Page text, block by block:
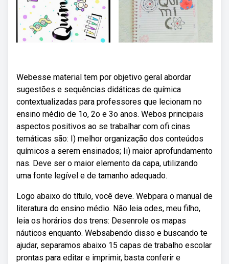
Webesse material tem por objetivo geral abordar
sugestões e sequências didáticas de química
contextualizadas para professores que lecionam no
ensino médio de 1o, 2o e 3o anos. Webos principais
aspectos positivos ao se trabalhar com ofi cinas
temáticas são: I) melhor organização dos conteúdos
químicos a serem ensinados; Ii) maior aprofundamento
nas. Deve ser o maior elemento da capa, utilizando
uma fonte legível e de tamanho adequado.
Logo abaixo do título, você deve. Webpara o manual de
literatura do ensino médio. Não leia odes, meu filho,
leia os horários dos trens: Desenrole os mapas
náuticos enquanto. Websabendo disso e buscando te
ajudar, separamos abaixo 15 capas de trabalho escolar
prontas para editar e imprimir, basta conferir e